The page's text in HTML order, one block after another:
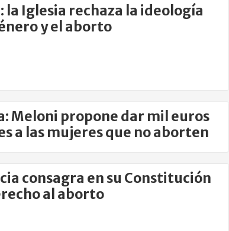
la Iglesia rechaza la ideología
y el aborto
Meloni propone dar mil euros
a las mujeres que no aborten
consagra en su Constitución
al aborto